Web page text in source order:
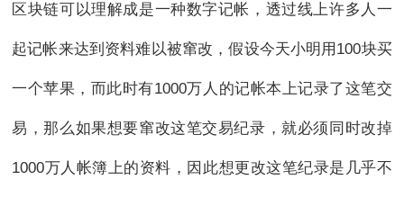
区块链可以理解成是一种数字记帐，透过线上许多人一
起记帐来达到资料难以被窜改，假设今天小明用100块买
一个苹果，而此时有1000万人的记帐本上记录了这笔交
易，那么如果想要窜改这笔交易纪录，就必须同时改掉
1000万人帐簿上的资料，因此想更改这笔纪录是几乎不